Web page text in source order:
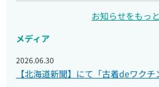
お知らせをもっ
メディア
2026.06.30
【北海道新聞】にて「古着deワクチ